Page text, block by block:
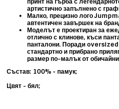
принт на гърба с
артистично запълнено с
Малко, прецизно лого
автентичен завършек на
Моделът е проектиран за
отлично с клинове, къси
панталони. Поради oversized
стандартно и прибрано
размер по-малък от
Състав: 100% - памук;
Цвят - бял;